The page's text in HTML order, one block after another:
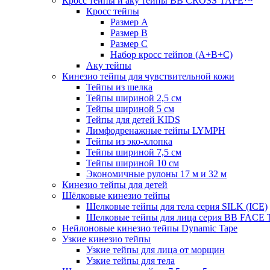
Кросс тейпы
Размер А
Размер B
Размер С
Набор кросс тейпов (А+B+C)
Аку тейпы
Кинезио тейпы для чувствительной кожи
Тейпы из шелка
Тейпы шириной 2,5 см
Тейпы шириной 5 см
Тейпы для детей KIDS
Лимфодренажные тейпы LYMPH
Тейпы из эко-хлопка
Тейпы шириной 7,5 см
Тейпы шириной 10 см
Экономичные рулоны 17 м и 32 м
Кинезио тейпы для детей
Шёлковые кинезио тейпы
Шелковые тейпы для тела серия SILK (ICE)
Шелковые тейпы для лица серия BB FACE
Нейлоновые кинезио тейпы Dynamic Tape
Узкие кинезио тейпы
Узкие тейпы для лица от морщин
Узкие тейпы для тела